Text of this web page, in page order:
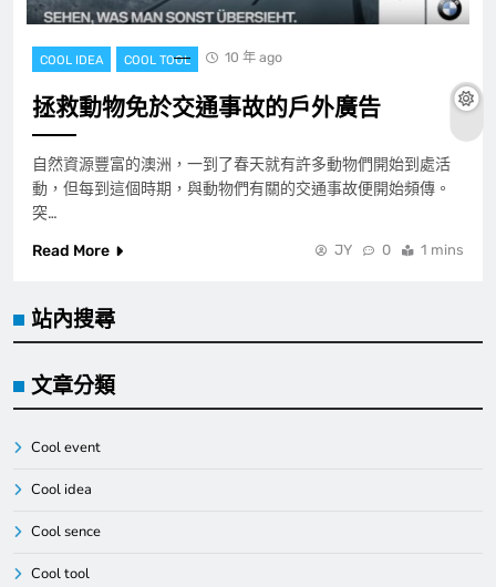
COOL IDEA COOL TOOL 10 年 ago
拯救動物免於交通事故的戶外廣告
自然資源豐富的澳洲，一到了春天就有許多動物們開始到處活
動，但每到這個時期，與動物們有關的交通事故便開始頻傳。
突…
Read More
JY 0 1 mins
站內搜尋
文章分類
Cool event
Cool idea
Cool sence
Cool tool